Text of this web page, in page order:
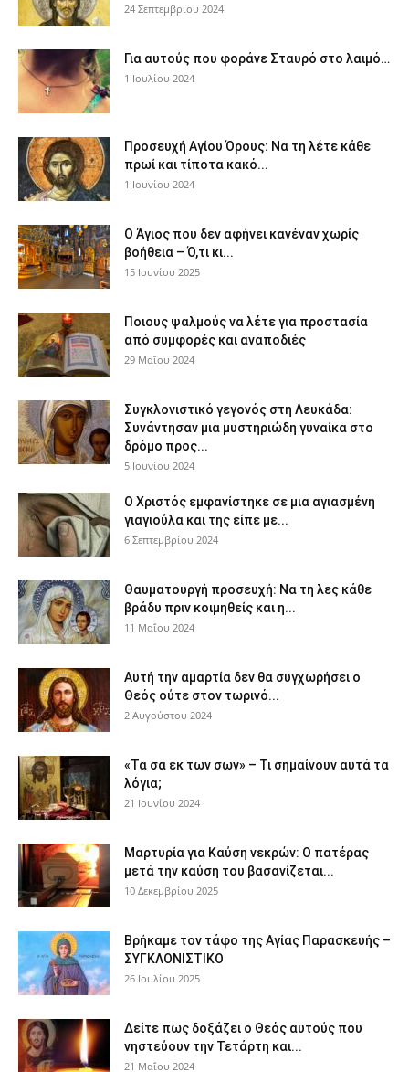
24 Σεπτεμβρίου 2024
Για αυτούς που φοράνε Σταυρό στο λαιμό…
1 Ιουλίου 2024
Προσευχή Αγίου Όρους: Να τη λέτε κάθε
πρωί και τίποτα κακό...
1 Ιουνίου 2024
Ο Άγιος που δεν αφήνει κανέναν χωρίς
βοήθεια – Ό,τι κι...
15 Ιουνίου 2025
Ποιους ψαλμούς να λέτε για προστασία
από συμφορές και αναποδιές
29 Μαΐου 2024
Συγκλονιστικό γεγονός στη Λευκάδα:
Συνάντησαν μια μυστηριώδη γυναίκα στο
δρόμο προς...
5 Ιουνίου 2024
Ο Χριστός εμφανίστηκε σε μια αγιασμένη
γιαγιούλα και της είπε με...
6 Σεπτεμβρίου 2024
Θαυματουργή προσευχή: Να τη λες κάθε
βράδυ πριν κοιμηθείς και η...
11 Μαΐου 2024
Αυτή την αμαρτία δεν θα συγχωρήσει ο
Θεός ούτε στον τωρινό...
2 Αυγούστου 2024
«Τα σα εκ των σων» – Τι σημαίνουν αυτά τα
λόγια;
21 Ιουνίου 2024
Μαρτυρία για Καύση νεκρών: Ο πατέρας
μετά την καύση του βασανίζεται...
10 Δεκεμβρίου 2025
Βρήκαμε τον τάφο της Αγίας Παρασκευής –
ΣΥΓΚΛΟΝΙΣΤΙΚΟ
26 Ιουλίου 2025
Δείτε πως δοξάζει ο Θεός αυτούς που
νηστεύουν την Τετάρτη και...
21 Μαΐου 2024